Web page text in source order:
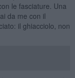
le fasciature. Una
da me con il
il ghiacciolo, non